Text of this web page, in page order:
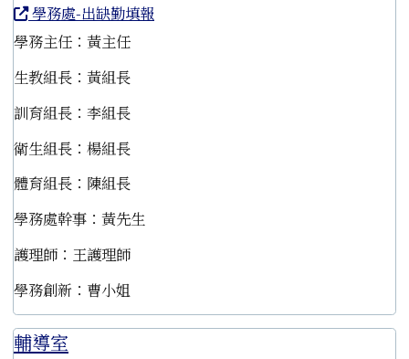
學務處-出缺勤填報
學務主任：黃主任
生教組長：黃組長
訓育組長：李組長
衛生組長：楊組長
體育組長：陳組長
學務處幹事：黃先生
護理師：王護理師
學務創新：曹小姐
輔導室